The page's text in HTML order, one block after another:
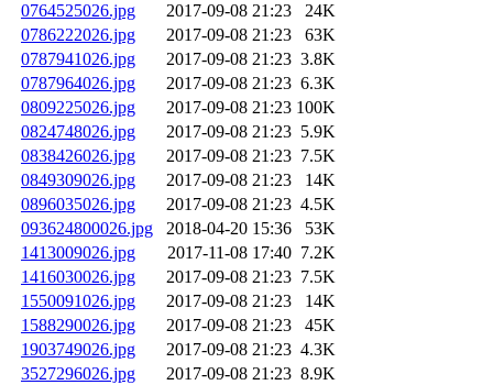
0764525026.jpg
2017-09-08 21:23
24K
0786222026.jpg
2017-09-08 21:23
63K
0787941026.jpg
2017-09-08 21:23 3.8K
0787964026.jpg
2017-09-08 21:23 6.3K
0809225026.jpg
2017-09-08 21:23 100K
0824748026.jpg
2017-09-08 21:23 5.9K
0838426026.jpg
2017-09-08 21:23 7.5K
0849309026.jpg
2017-09-08 21:23
14K
0896035026.jpg
2017-09-08 21:23 4.5K
093624800026.jpg
2018-04-20 15:36
53K
1413009026.jpg
2017-11-08 17:40 7.2K
1416030026.jpg
2017-09-08 21:23 7.5K
1550091026.jpg
2017-09-08 21:23
14K
1588290026.jpg
2017-09-08 21:23
45K
1903749026.jpg
2017-09-08 21:23 4.3K
3527296026.jpg
2017-09-08 21:23 8.9K